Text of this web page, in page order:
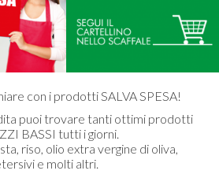
con i prodotti SALVA SPESA!
puoi trovare tanti ottimi prodotti
BASSI tutti i giorni.
riso, olio extra vergine di oliva,
e molti altri.